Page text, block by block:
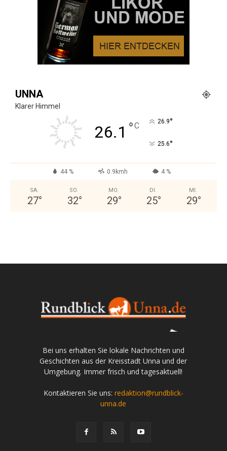
UNNA
Klarer Himmel
26.1 °C 26.9°
25.6°
44 % 0.9kmh 4 %
SA.
27°
SO.
32°
MO.
29°
DI.
25°
MI.
29°
Bei uns erhalten Sie lokale Nachrichten und
Geschichten aus der Kreisstadt Unna und der
Umgebung. Immer frisch und tagesaktuell!
Kontaktieren Sie uns: redaktion@rundblick-
unna.de